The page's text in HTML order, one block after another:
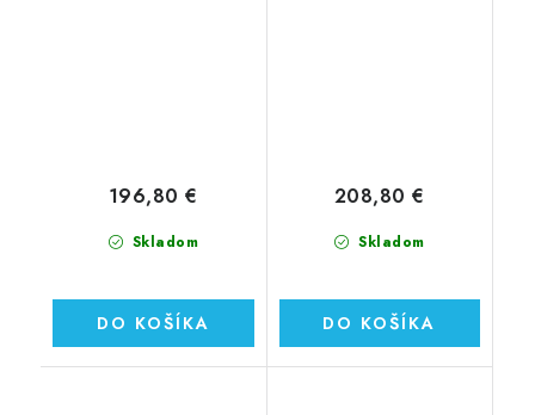
Skladom
196,80 €
DO KOŠÍKA
Skladom
208,80 €
DO KOŠÍKA